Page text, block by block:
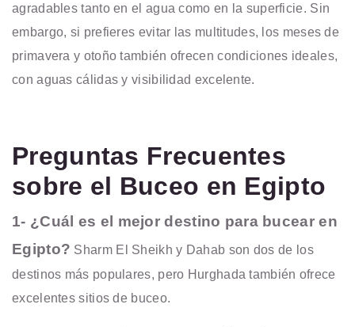
agradables tanto en el agua como en la superficie. Sin
embargo, si prefieres evitar las multitudes, los meses de
primavera y otoño también ofrecen condiciones ideales,
con aguas cálidas y visibilidad excelente.
Preguntas Frecuentes
sobre el Buceo en Egipto
1- ¿Cuál es el mejor destino para bucear en
Egipto? Sharm El Sheikh y Dahab son dos de los
destinos más populares, pero Hurghada también ofrece
excelentes sitios de buceo.